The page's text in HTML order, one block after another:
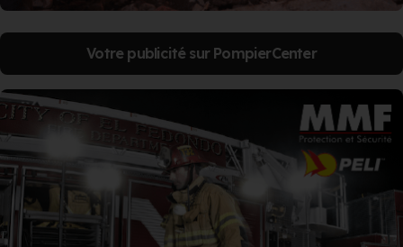
Votre publicité sur PompierCenter